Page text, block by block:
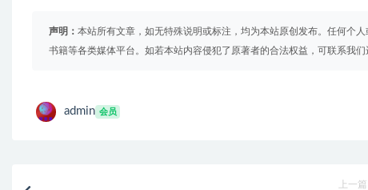
声明： 本站所有文章，如无特殊说明或标注，均为本站原创发布。任何个
书籍等各类媒体平台。如若本站内容侵犯了原著者的合法权益，可联系我们
admin 会员
上一篇